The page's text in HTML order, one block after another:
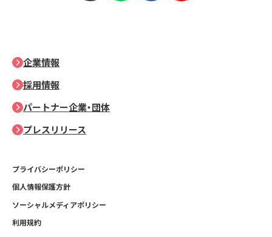
企業情報
採用情報
パートナー企業・団体
プレスリリース
プライバシーポリシー
個人情報保護方針
ソーシャルメディアポリシー
利用規約